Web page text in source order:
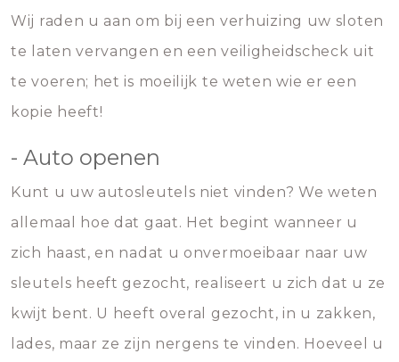
Wij raden u aan om bij een verhuizing uw sloten
te laten vervangen en een veiligheidscheck uit
te voeren; het is moeilijk te weten wie er een
kopie heeft!
- Auto openen
Kunt u uw autosleutels niet vinden? We weten
allemaal hoe dat gaat. Het begint wanneer u
zich haast, en nadat u onvermoeibaar naar uw
sleutels heeft gezocht, realiseert u zich dat u ze
kwijt bent. U heeft overal gezocht, in u zakken,
lades, maar ze zijn nergens te vinden. Hoeveel u